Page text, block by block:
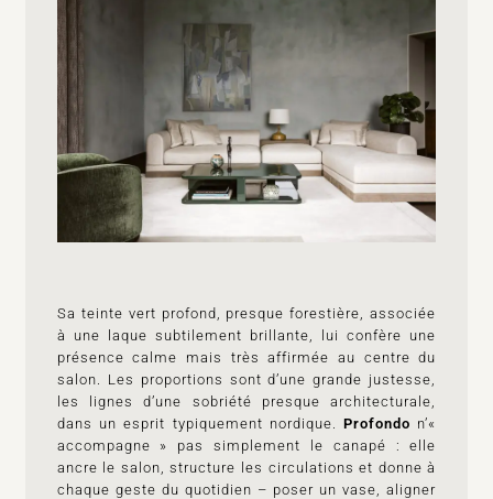
Sa teinte vert profond, presque forestière, associée
à une laque subtilement brillante, lui confère une
présence calme mais très affirmée au centre du
salon. Les proportions sont d’une grande justesse,
les lignes d’une sobriété presque architecturale,
dans un esprit typiquement nordique.Profondo n’«
accompagne » pas simplement le canapé : elle
ancre le salon, structure les circulations et donne à
chaque geste du quotidien – poser un vase, aligner